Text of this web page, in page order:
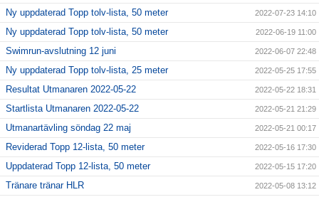
Ny uppdaterad Topp tolv-lista, 50 meter 2022-07-23 14:10
Ny uppdaterad Topp tolv-lista, 50 meter 2022-06-19 11:00
Swimrun-avslutning 12 juni 2022-06-07 22:48
Ny uppdaterad Topp tolv-lista, 25 meter 2022-05-25 17:55
Resultat Utmanaren 2022-05-22 2022-05-22 18:31
Startlista Utmanaren 2022-05-22 2022-05-21 21:29
Utmanartävling söndag 22 maj 2022-05-21 00:17
Reviderad Topp 12-lista, 50 meter 2022-05-16 17:30
Uppdaterad Topp 12-lista, 50 meter 2022-05-15 17:20
Tränare tränar HLR 2022-05-08 13:12